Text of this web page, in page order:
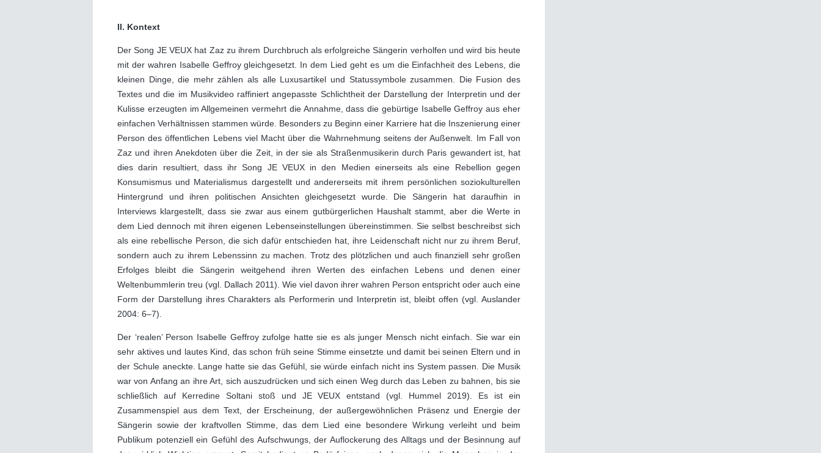
II. Kontext
Der Song JE VEUX hat Zaz zu ihrem Durchbruch als erfolgreiche Sängerin verholfen und wird bis heute
mit der wahren Isabelle Geffroy gleichgesetzt. In dem Lied geht es um die Einfachheit des Lebens, die
kleinen Dinge, die mehr zählen als alle Luxusartikel und Statussymbole zusammen. Die Fusion des
Textes und die im Musikvideo raffiniert angepasste Schlichtheit der Darstellung der Interpretin und der
Kulisse erzeugten im Allgemeinen vermehrt die Annahme, dass die gebürtige Isabelle Geffroy aus eher
einfachen Verhältnissen stammen würde. Besonders zu Beginn einer Karriere hat die Inszenierung einer
Person des öffentlichen Lebens viel Macht über die Wahrnehmung seitens der Außenwelt. Im Fall von
Zaz und ihren Anekdoten über die Zeit, in der sie als Straßenmusikerin durch Paris gewandert ist, hat
dies darin resultiert, dass ihr Song JE VEUX in den Medien einerseits als eine Rebellion gegen
Konsumismus und Materialismus dargestellt und andererseits mit ihrem persönlichen soziokulturellen
Hintergrund und ihren politischen Ansichten gleichgesetzt wurde. Die Sängerin hat daraufhin in
Interviews klargestellt, dass sie zwar aus einem gutbürgerlichen Haushalt stammt, aber die Werte in
dem Lied dennoch mit ihren eigenen Lebenseinstellungen übereinstimmen. Sie selbst beschreibst sich
als eine rebellische Person, die sich dafür entschieden hat, ihre Leidenschaft nicht nur zu ihrem Beruf,
sondern auch zu ihrem Lebenssinn zu machen. Trotz des plötzlichen und auch finanziell sehr großen
Erfolges bleibt die Sängerin weitgehend ihren Werten des einfachen Lebens und denen einer
Weltenbummlerin treu (vgl. Dallach 2011). Wie viel davon ihrer wahren Person entspricht oder auch eine
Form der Darstellung ihres Charakters als Performerin und Interpretin ist, bleibt offen (vgl. Auslander
2004: 6–7).
Der ‘realen’ Person Isabelle Geffroy zufolge hatte sie es als junger Mensch nicht einfach. Sie war ein
sehr aktives und lautes Kind, das schon früh seine Stimme einsetzte und damit bei seinen Eltern und in
der Schule aneckte. Lange hatte sie das Gefühl, sie würde einfach nicht ins System passen. Die Musik
war von Anfang an ihre Art, sich auszudrücken und sich einen Weg durch das Leben zu bahnen, bis sie
schließlich auf Kerredine Soltani stoß und JE VEUX entstand (vgl. Hummel 2019). Es ist ein
Zusammenspiel aus dem Text, der Erscheinung, der außergewöhnlichen Präsenz und Energie der
Sängerin sowie der kraftvollen Stimme, das dem Lied eine besondere Wirkung verleiht und beim
Publikum potenziell ein Gefühl des Aufschwungs, der Auflockerung des Alltags und der Besinnung auf